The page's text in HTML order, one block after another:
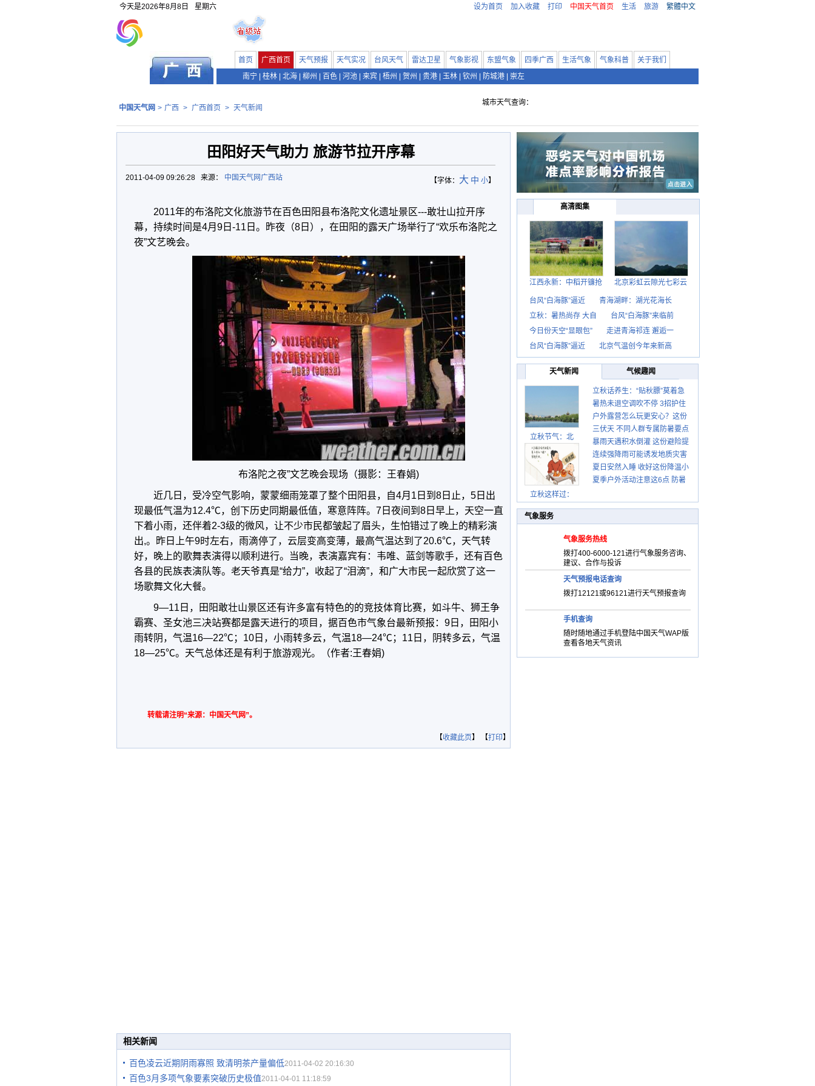
今天是2026年8月8日 星期六 设为首页 加入收藏 打印 中国天气首页 生活 旅游 繁體中文
首页 广西首页 天气预报 天气实况 台风天气 雷达卫星 气象影视 东盟气象 四季广西 生活气象 气象科普
关于我们
南宁
桂林 北海 柳州 百色 河池 来宾 梧州 贺州 贵港 玉林 钦州 防城港 崇左
中国天气网 > 广西 > 广西首页 > 天气新闻
城市天气查询：
田阳好天气助力 旅游节拉开序幕
【字体： 大 中 小】
2011-04-09 09:26:28 来源： 中国天气网广西站
2011年的布洛陀文化旅游节在百色田阳县布洛陀文化遗址景区---敢壮山拉开序
幕，持续时间是4月9日-11日。昨夜（8日），在田阳的露天广场举行了“欢乐布洛陀之
夜”文艺晚会。
布洛陀之夜”文艺晚会现场（摄影：王春娟)
近几日，受冷空气影响，蒙蒙细雨笼罩了整个田阳县，自4月1日到8日止，5日出
现最低气温为12.4℃，创下历史同期最低值，寒意阵阵。7日夜间到8日早上，天空一直
下着小雨，还伴着2-3级的微风，让不少市民都皱起了眉头，生怕错过了晚上的精彩演
出,。昨日上午9时左右，雨滴停了，云层变高变薄，最高气温达到了20.6℃，天气转
好，晚上的歌舞表演得以顺利进行。当晚，表演嘉宾有：韦唯、蓝剑等歌手，还有百色
各县的民族表演队等。老天爷真是“给力”，收起了“泪滴”，和广大市民一起欣赏了这一
场歌舞文化大餐。
9—11日，田阳敢壮山景区还有许多富有特色的的竞技体育比赛，如斗牛、狮王争
霸赛、圣女池三决站赛都是露天进行的项目，据百色市气象台最新预报：9日，田阳小
雨转阴，气温16—22℃；10日，小雨转多云，气温18—24℃；11日，阴转多云，气温
18—25℃。天气总体还是有利于旅游观光。（作者:王春娟)
转载请注明“来源：中国天气网”。
【收藏此页】 【打印】
相关新闻
百色凌云近期阴雨寡照 致清明茶产量偏低2011-04-02 20:16:30
百色3月多项气象要素突破历史极值2011-04-01 11:18:59
高清图集
江西永新：中稻开镰抢 北京彩虹云隙光七彩云
台风“白海豚”逼近
青海湖畔：湖光花海长
立秋：暑热尚存 大自
台风“白海豚”来临前
今日份天空“显眼包”
走进青海祁连 邂逅一
台风“白海豚”逼近
北京气温创今年来新高
天气新闻 气候趣闻
立秋节气：北
立秋这样过：
立秋话养生：“贴秋膘”莫着急
先清暑再防燥
暑热未退空调吹不停 3招护住
肩颈不酸痛
户外露营怎么玩更安心？这份
攻略请收好
三伏天 不同人群专属防暑要点
请收好
暴雨天遇积水倒灌 这份避险提
示请收好
连续强降雨可能诱发地质灾害
这些前兆要知道
夏日安然入睡 收好这份降温小
贴士
夏季户外活动注意这6点 防暑
气象服务
气象服务热线
拨打400-6000-121进行气象服务咨询、
建议、合作与投诉
天气预报电话查询
拨打12121或96121进行天气预报查询
手机查询
随时随地通过手机登陆中国天气WAP版
查看各地天气资讯